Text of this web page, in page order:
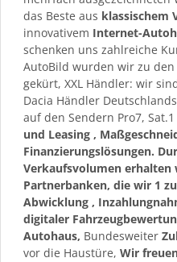
das Beste aus klassischem
innovativem Internet-
schenken uns zahlreiche
AutoBild wurden wir zu
gekürt, XXL Händler: wir
Dacia Händler
auf den Sendern Pro7,
und Leasing ,
Finanzierungslösungen.
Verkaufsvolumen erhalten
Partnerbanken, die wir 1
Abwicklung ,
digitaler
Autohaus, Bundesweiter
vor die Haustüre, Wir